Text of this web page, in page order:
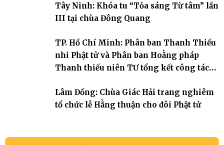
cho hơn 60 tu sinh.Tây Ninh: Khóa tu “Tỏa sáng Từ tâm” lần
III tại chùa Đông Quang
TP. Hồ Chí Minh: Phân ban Thanh Thiếu
nhi Phật tử và Phân ban Hoằng pháp
Thanh thiếu niên TƯ tổng kết công tác
Lâm Đồng: Chùa Giác Hải trang nghiêm
tổ chức lễ Hằng thuận cho đôi Phật tử